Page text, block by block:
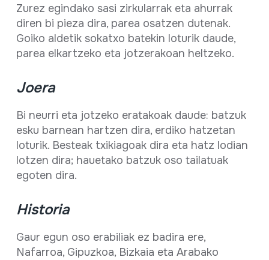
Zurez egindako sasi zirkularrak eta ahurrak
diren bi pieza dira, parea osatzen dutenak.
Goiko aldetik sokatxo batekin loturik daude,
parea elkartzeko eta jotzerakoan heltzeko.
Joera
Bi neurri eta jotzeko eratakoak daude: batzuk
esku barnean hartzen dira, erdiko hatzetan
loturik. Besteak txikiagoak dira eta hatz lodian
lotzen dira; hauetako batzuk oso tailatuak
egoten dira.
Historia
Gaur egun oso erabiliak ez badira ere,
Nafarroa, Gipuzkoa, Bizkaia eta Arabako